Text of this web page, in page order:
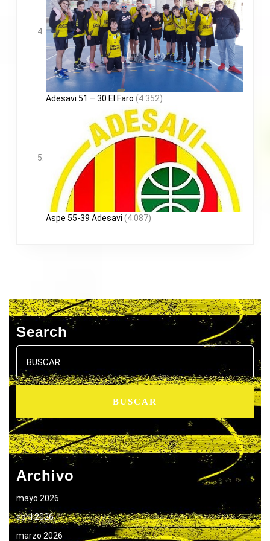
Adesavi 51 – 30 El Faro (4.352)
Aspe 55-39 Adesavi (4.087)
Search
Buscar:
Archivo
mayo 2026
abril 2026
marzo 2026